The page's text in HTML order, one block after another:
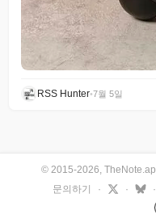
RSS Hunter•7월 5일
© 2015-2026,
문의하기
· · ·